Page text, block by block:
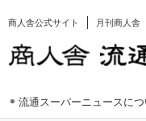
商人舎公式サイト 月刊商人舎
流通スーパーニュースにつ